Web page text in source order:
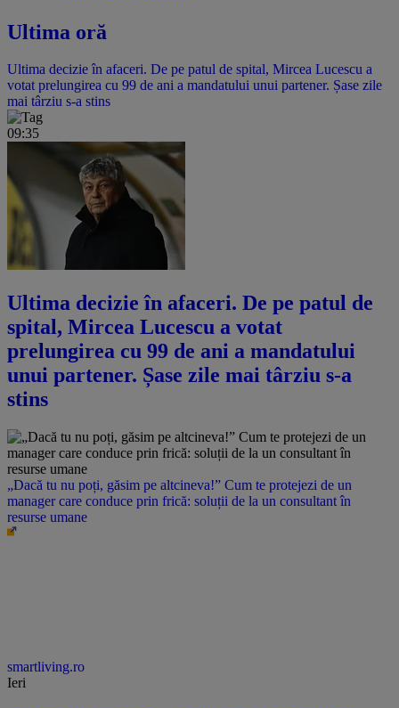
Ultima oră
Ultima decizie în afaceri. De pe patul de spital, Mircea Lucescu a
votat prelungirea cu 99 de ani a mandatului unui partener. Șase zile
mai târziu s-a stins
09:35
Ultima decizie în afaceri. De pe patul de
spital, Mircea Lucescu a votat
prelungirea cu 99 de ani a mandatului
unui partener. Șase zile mai târziu s-a
stins
„Dacă tu nu poți, găsim pe altcineva!” Cum te protejezi de un
manager care conduce prin frică: soluții de la un consultant în
resurse umane
smartliving.ro
Ieri